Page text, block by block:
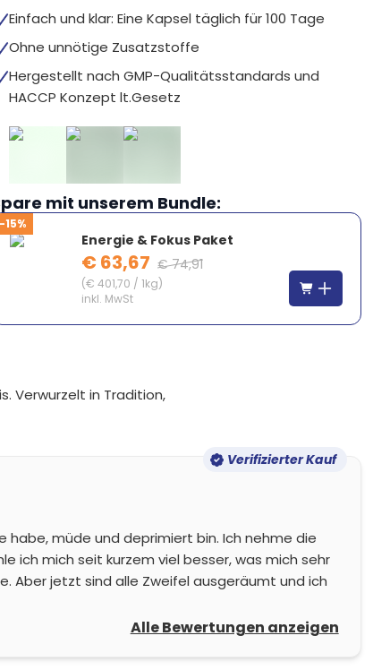
Einfach und klar: Eine Kapsel täglich für 100 Tage
Ohne unnötige Zusatzstoffe
Hergestellt nach GMP-Qualitätsstandards und
HACCP Konzept lt.Gesetz
mit unserem Bundle:
-15%
Energie & Fokus Paket
€ 63,67 € 74,91
(€ 401,70 /1kg)
inkl. MwSt
Verwurzelt in Tradition,
Verifizierter Kauf
müde und deprimiert bin. Ich nehme die
ich mich seit kurzem viel besser, was mich sehr
Aber jetzt sind alle Zweifel ausgeräumt und ich
Alle Bewertungen anzeigen